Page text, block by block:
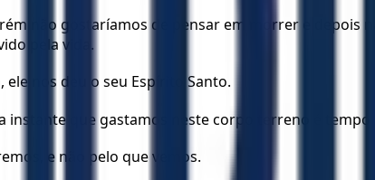
não gostaríamos de pensar em morrer e
pela vida.
ele nos deu o seu Espírito Santo.
instante que gastamos neste corpo terreno é
e não pelo que vemos.